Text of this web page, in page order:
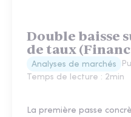
Double baisse
de taux
Analyses de marchés
Temps de lecture : 2min
La première passe